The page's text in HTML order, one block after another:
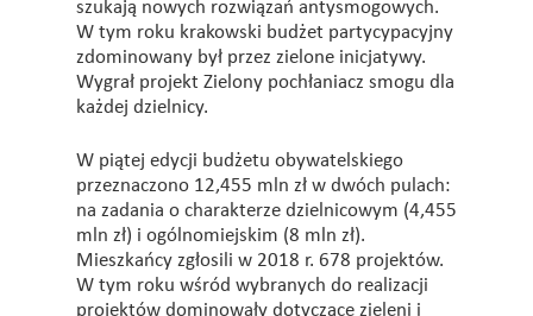
szukają nowych rozwiązań antysmogowych.
W tym roku krakowski budżet partycypacyjny
zdominowany był przez zielone inicjatywy.
Wygrał projekt Zielony pochłaniacz smogu dla
każdej dzielnicy.
W piątej edycji budżetu obywatelskiego
przeznaczono 12,455 mln zł w dwóch pulach:
na zadania o charakterze dzielnicowym (4,455
mln zł) i ogólnomiejskim (8 mln zł).
Mieszkańcy zgłosili w 2018 r. 678 projektów.
W tym roku wśród wybranych do realizacji
projektów dominowały dotyczące zieleni i